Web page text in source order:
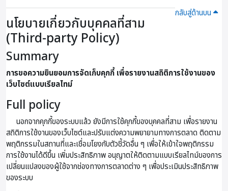
กลับสู่ด้านบน
นโยบายเกี่ยวกับบุคคลที่สาม
(Third-party Policy)
Summary
การขอความยินยอมการจัดเก็บคุกกี้ เพื่อรายงานสถิติการใช้งานของ
เว็บไซต์แบบเรียลไทม์
Full policy
นอกจากคุกกี้ของระบบแล้ว ยังมีการใช้คุกกี้ของบุคคลที่สาม เพื่อรายงาน
สถิติการใช้งานของเว็บไซต์และปรับแต่งความพยายามทางการตลาด ติดตาม
พฤติกรรมในสถานที่และเชื่อมโยงกับตัวชี้วัดอื่น ๆ เพื่อให้เข้าใจพฤติกรรม
การใช้งานได้ดีขึ้น เพิ่มประสิทธิภาพ อนุญาตให้ติดตามแบบเรียลไทม์ของการ
เปลี่ยนแปลงของผู้ใช้จากช่องทางการตลาดต่าง ๆ เพื่อประเมินประสิทธิภาพ
ของระบบ